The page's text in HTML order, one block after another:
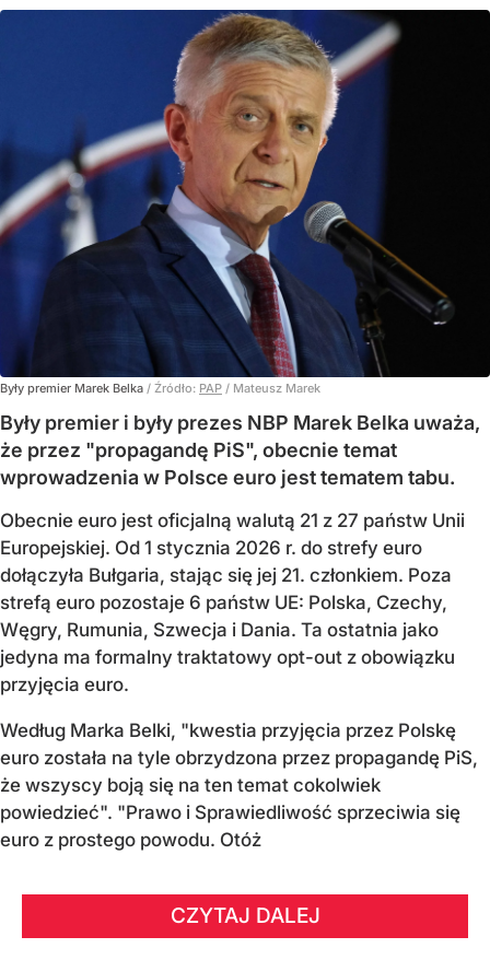
Były premier Marek Belka / Źródło: PAP / Mateusz Marek
Były premier i były prezes NBP Marek Belka uważa,
że przez "propagandę PiS", obecnie temat
wprowadzenia w Polsce euro jest tematem tabu.
Obecnie euro jest oficjalną walutą 21 z 27 państw Unii
Europejskiej. Od 1 stycznia 2026 r. do strefy euro
dołączyła Bułgaria, stając się jej 21. członkiem. Poza
strefą euro pozostaje 6 państw UE: Polska, Czechy,
Węgry, Rumunia, Szwecja i Dania. Ta ostatnia jako
jedyna ma formalny traktatowy opt-out z obowiązku
przyjęcia euro.
Według Marka Belki, "kwestia przyjęcia przez Polskę
euro została na tyle obrzydzona przez propagandę PiS,
że wszyscy boją się na ten temat cokolwiek
powiedzieć". "Prawo i Sprawiedliwość sprzeciwia się
euro z prostego powodu. Otóż
CZYTAJ DALEJ